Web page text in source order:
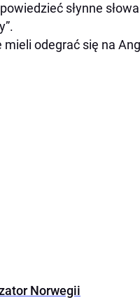
słynne
odegrać się na
Norwegii